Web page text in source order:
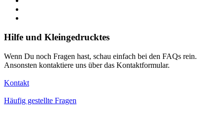
Hilfe und Kleingedrucktes
Wenn Du noch Fragen hast, schau einfach bei den FAQs rein.
Ansonsten kontaktiere uns über das Kontaktformular.
Kontakt
Häufig gestellte Fragen